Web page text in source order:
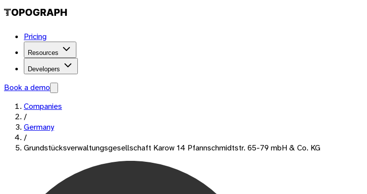
Pricing
Resources
Developers
Book a demo
Companies
/
Germany
/
Grundstücksverwaltungsgesellschaft Karow 14 Pfannschmidtstr. 65-79 mbH & Co. KG